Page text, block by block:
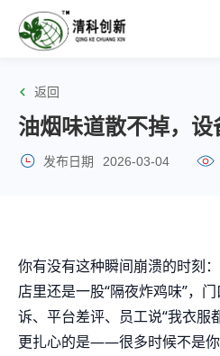
返回
油烟味道散不掉，
发布日期 2026-03-04
你有没有这种瞬间崩溃的时刻
店里还是一股“隔夜炸鸡味”，
诉、平台差评、员工说“我衣服
更扎心的是——很多时候不是你